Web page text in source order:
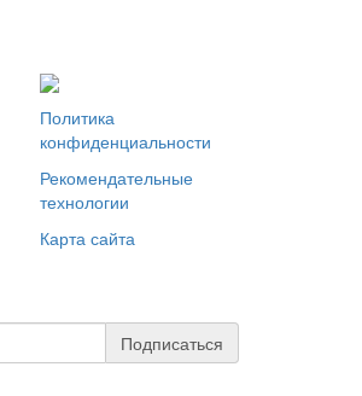
Политика
конфиденциальности
Рекомендательные
технологии
Карта сайта
Подписаться